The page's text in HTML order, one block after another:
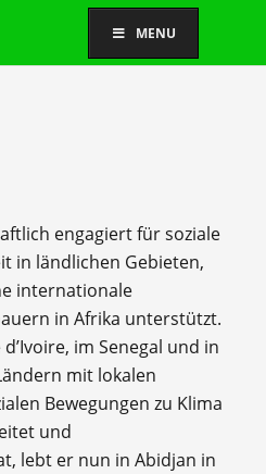
MENU
engagiert für soziale
in ländlichen Gebieten,
internationale
in Afrika unterstützt.
im Senegal und in
mit lokalen
Bewegungen zu Klima
und
lebt er nun in Abidjan in